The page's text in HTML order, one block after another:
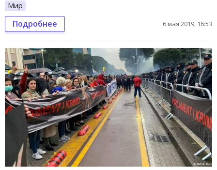
Мир
Подробнее 6 мая 2019, 16:53